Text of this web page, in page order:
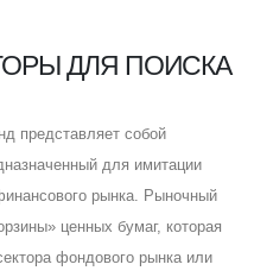
ДЛЯ ПОИСКА
представляет собой
для имитации
рынка. Рыночный
ценных бумаг, которая
фондового рынка или